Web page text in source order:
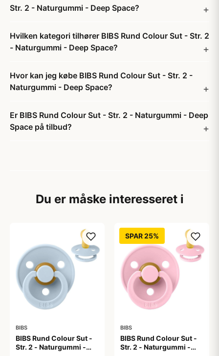
Str. 2 - Naturgummi - Deep Space?
Hvilken kategori tilhører BIBS Rund Colour Sut - Str. 2
- Naturgummi - Deep Space?
Hvor kan jeg købe BIBS Rund Colour Sut - Str. 2 -
Naturgummi - Deep Space?
Er BIBS Rund Colour Sut - Str. 2 - Naturgummi - Deep
Space på tilbud?
Du er måske interesseret i
BIBS
BIBS Rund Colour Sut -
Str. 2 - Naturgummi -
SPAR 25%
BIBS
BIBS Rund Colour Sut -
Str. 2 - Naturgummi -